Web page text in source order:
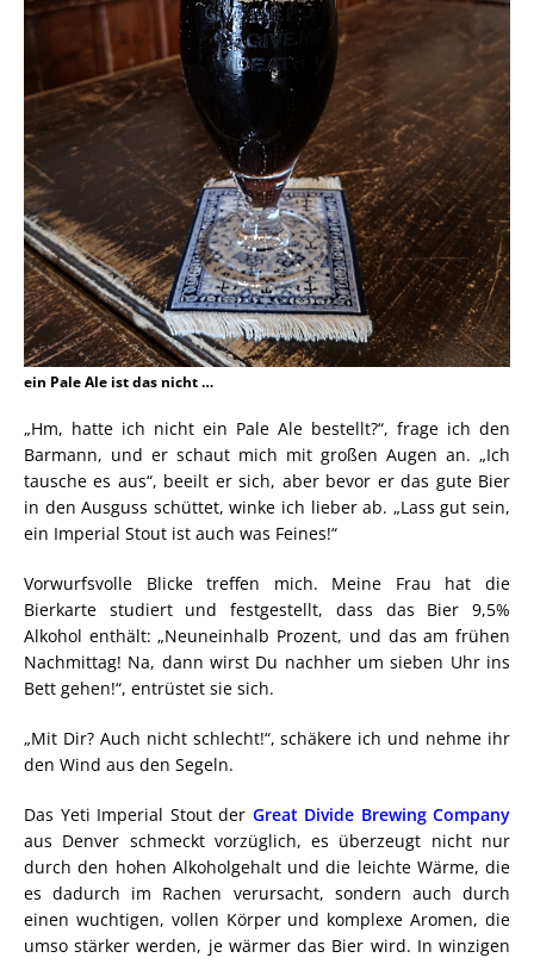
ein Pale Ale ist das nicht …
„Hm, hatte ich nicht ein Pale Ale bestellt?“, frage ich den
Barmann, und er schaut mich mit großen Augen an. „Ich
tausche es aus“, beeilt er sich, aber bevor er das gute Bier
in den Ausguss schüttet, winke ich lieber ab. „Lass gut sein,
ein Imperial Stout ist auch was Feines!“
Vorwurfsvolle Blicke treffen mich. Meine Frau hat die
Bierkarte studiert und festgestellt, dass das Bier 9,5%
Alkohol enthält: „Neuneinhalb Prozent, und das am frühen
Nachmittag! Na, dann wirst Du nachher um sieben Uhr ins
Bett gehen!“, entrüstet sie sich.
„Mit Dir? Auch nicht schlecht!“, schäkere ich und nehme ihr
den Wind aus den Segeln.
Das Yeti Imperial Stout der Great Divide Brewing Company
aus Denver schmeckt vorzüglich, es überzeugt nicht nur
durch den hohen Alkoholgehalt und die leichte Wärme, die
es dadurch im Rachen verursacht, sondern auch durch
einen wuchtigen, vollen Körper und komplexe Aromen, die
umso stärker werden, je wärmer das Bier wird. In winzigen